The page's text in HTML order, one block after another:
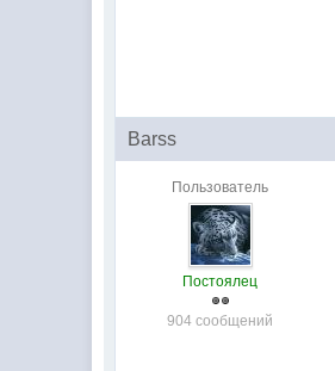
Barss
Пользователь
Постоялец
904 сообщений